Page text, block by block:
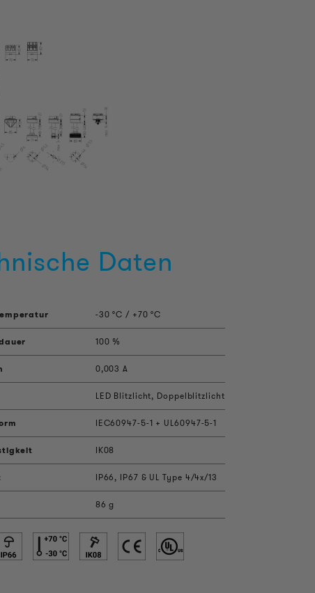
Daten
-30 °C / +70 °C
100 %
0,003 A
LED Blitzlicht, Doppelblitzlicht
IEC60947-5-1 + UL60947-5-1
IK08
IP66, IP67 & UL Type 4/4x/13
86 g